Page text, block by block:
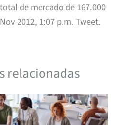
de mercado de 167.000
2012, 1:07 p.m. Tweet.
relacionadas